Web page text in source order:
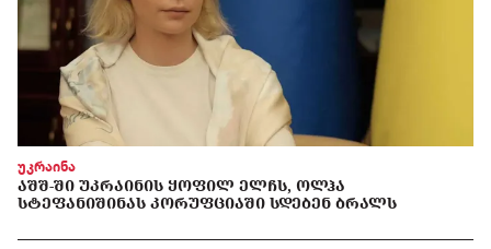
უკრაინა
ᲐᲨᲨ-ᲨᲘ ᲣᲙᲠᲐᲘᲜᲘᲡ ᲧᲝᲤᲘᲚ ᲔᲚᲩᲡ, ᲝᲚᲰᲐ
ᲡᲢᲔᲤᲐᲜᲘᲨᲘᲜᲐᲡ ᲙᲝᲠᲣᲤᲪᲘᲐᲨᲘ ᲡᲓᲔᲑᲔᲜ ᲑᲠᲐᲚᲡ